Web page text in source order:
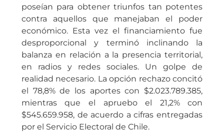
poseían para obtener triunfos tan potentes
contra aquellos que manejaban el poder
económico. Esta vez el financiamiento fue
desproporcional y terminó inclinando la
balanza en relación a la presencia territorial,
en radios y redes sociales. Un golpe de
realidad necesario. La opción rechazo concitó
el 78,8% de los aportes con $2.023.789.385,
mientras que el apruebo el 21,2% con
$545.659.958, de acuerdo a cifras entregadas
por el Servicio Electoral de Chile.